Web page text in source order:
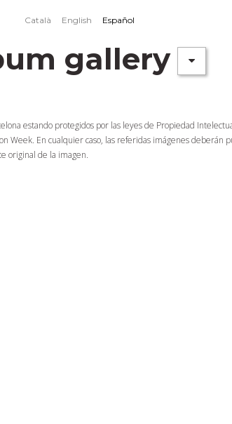
Català
English Español
gallery
estando protegidos por las leyes de Propiedad
En cualquier caso, las referidas imágenes deberán
original de la imagen.